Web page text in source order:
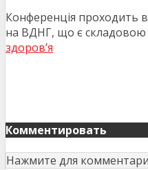
Конференція проходить
на ВДНГ, що є складовою
здоров’я
Комментировать
Нажмите для